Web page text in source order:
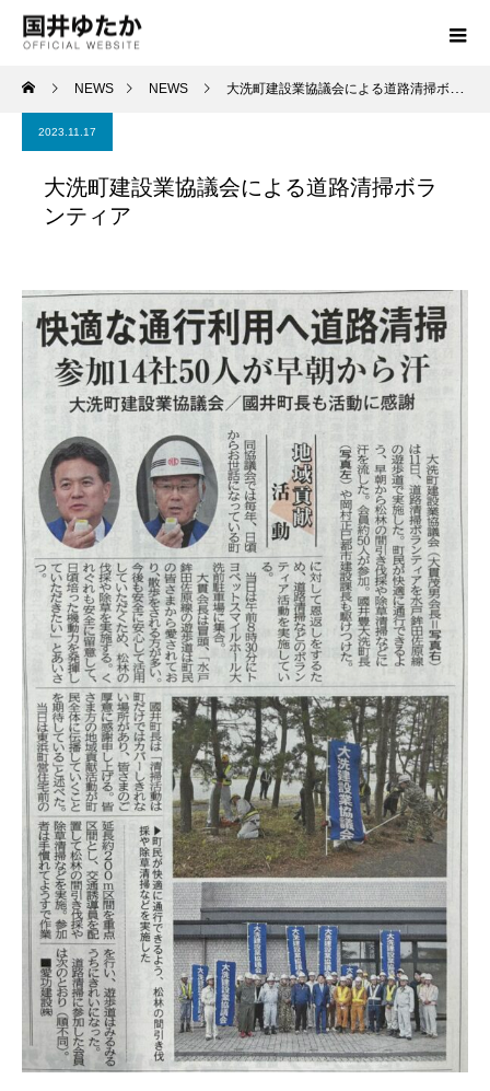
NEWS NEWS 大洗町建設業協議会による道路清掃ボランティア
2023.11.17
大洗町建設業協議会による道路清掃ボラ
ンティア